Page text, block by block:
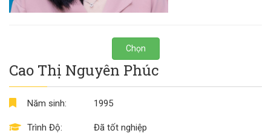
Chọn
Cao Thị Nguyên Phúc
Năm sinh:
Trình Độ:
1995
Đã tốt nghiệp